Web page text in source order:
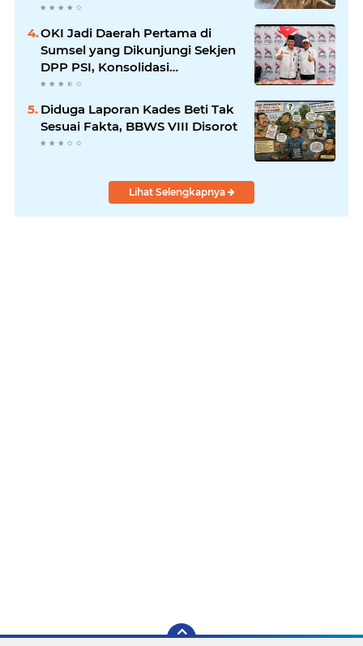
OKI Jadi Daerah Pertama di
Sumsel yang Dikunjungi Sekjen
DPP PSI, Konsolidasi
Pembentukan DPRT Dimulai
Diduga Laporan Kades Beti Tak
Sesuai Fakta, BBWS VIII Disorot
Lihat Selengkapnya